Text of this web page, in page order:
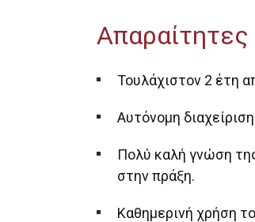
Τουλάχιστον 2 έτη
Αυτόνομη
Πολύ καλή γνώση
στην πράξη.
Καθημερινή χρήση